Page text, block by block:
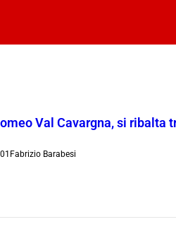
Val Cavargna, si ribalta
Fabrizio Barabesi